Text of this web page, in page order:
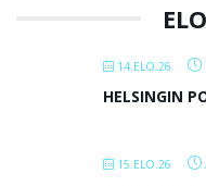
14.ELO.26
HELSINGIN
15.ELO.26